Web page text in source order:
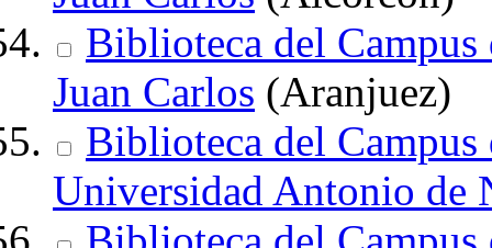
Biblioteca del
Juan Carlos (Aranjuez)
Biblioteca del
Universidad Antonio de